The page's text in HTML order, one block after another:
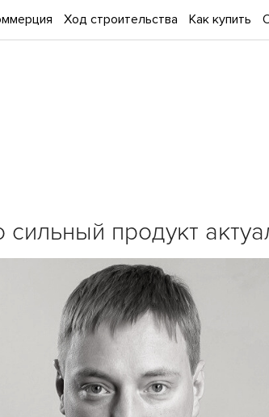
Ход строительства Как купить
сильный продукт